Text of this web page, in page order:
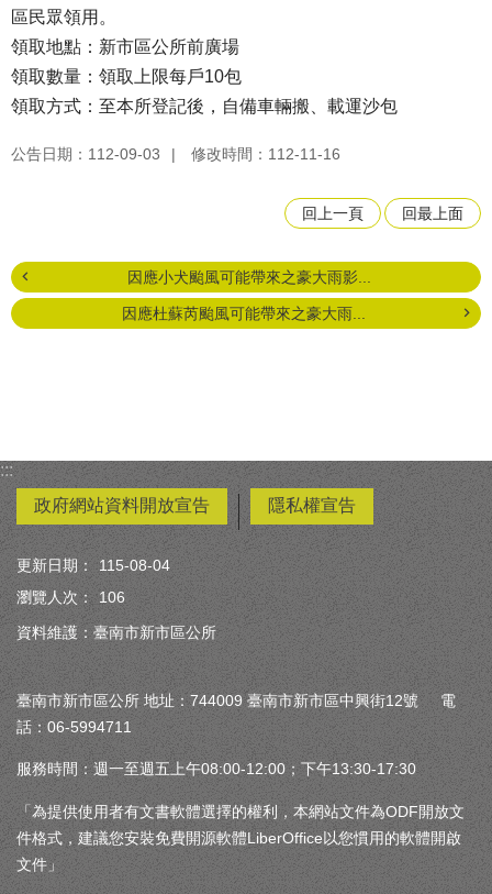
區民眾領用。
領取地點：新市區公所前廣場
領取數量：領取上限每戶10包
領取方式：至本所登記後，自備車輛搬、載運沙包
公告日期：112-09-03 修改時間：112-11-16
回上一頁 回最上面
因應小犬颱風可能帶來之豪大雨影...
因應杜蘇芮颱風可能帶來之豪大雨...
:::
政府網站資料開放宣告
隱私權宣告
更新日期：
115-08-04
瀏覽人次：
106
資料維護：臺南市新市區公所
臺南市新市區公所 地址：744009 臺南市新市區中興街12號 電
話：06-5994711
服務時間：週一至週五上午08:00-12:00；下午13:30-17:30
「為提供使用者有文書軟體選擇的權利，本網站文件為ODF開放文
件格式，建議您安裝免費開源軟體LiberOffice以您慣用的軟體開啟
文件」